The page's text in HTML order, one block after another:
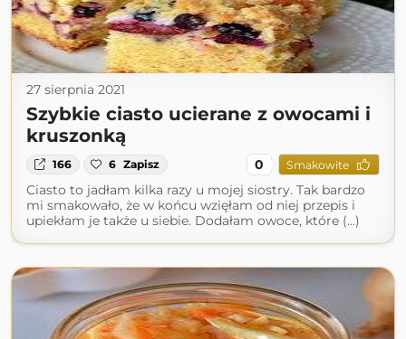
27 sierpnia 2021
Szybkie ciasto ucierane z owocami i
kruszonką
166 6 Zapisz 0 Smakowite
Ciasto to jadłam kilka razy u mojej siostry. Tak bardzo
mi smakowało, że w końcu wzięłam od niej przepis i
upiekłam je także u siebie. Dodałam owoce, które (...)